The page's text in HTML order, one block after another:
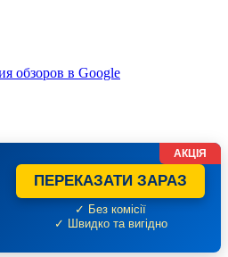
обзоров в Google
ПЕРЕКАЗАТИ ЗАРАЗ
✓ Без комісії
✓ Швидко та вигідно
АКЦІЯ